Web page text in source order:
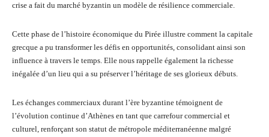
crise a fait du marché byzantin un modèle de résilience commerciale.
Cette phase de l’histoire économique du Pirée illustre comment la capitale
grecque a pu transformer les défis en opportunités, consolidant ainsi son
influence à travers le temps. Elle nous rappelle également la richesse
inégalée d’un lieu qui a su préserver l’héritage de ses glorieux débuts.
Les échanges commerciaux durant l’ère byzantine témoignent de
l’évolution continue d’Athènes en tant que carrefour commercial et
culturel, renforçant son statut de métropole méditerranéenne malgré